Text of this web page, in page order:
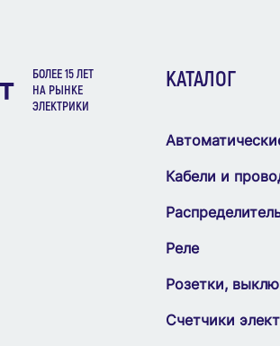
БОЛЕЕ 15 ЛЕТ
НА РЫНКЕ
ЭЛЕКТРИКИ
КАТАЛОГ
Кабели и
Реле
Розетки,
Счетчики